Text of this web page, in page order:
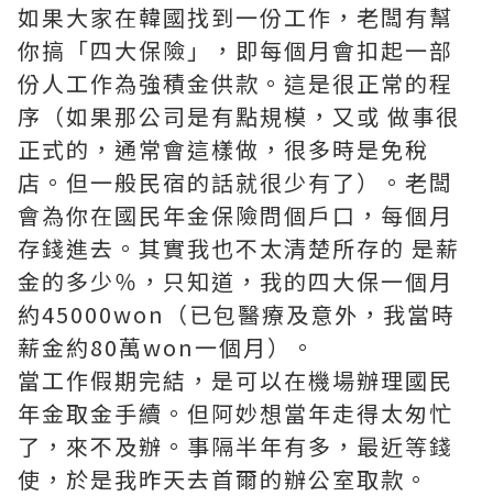
如果大家在韓國找到一份工作，老闆有幫
你搞「四大保險」，即每個月會扣起一部
份人工作為強積金供款。這是很正常的程
序（如果那公司是有點規模，又或 做事很
正式的，通常會這樣做，很多時是免稅
店。但一般民宿的話就很少有了）。老闆
會為你在國民年金保險問個戶口，每個月
存錢進去。其實我也不太清楚所存的 是薪
金的多少％，只知道，我的四大保一個月
約45000won（已包醫療及意外，我當時
薪金約80萬won一個月）。
當工作假期完結，是可以在機場辦理國民
年金取金手續。但阿妙想當年走得太匆忙
了，來不及辦。事隔半年有多，最近等錢
使，於是我昨天去首爾的辦公室取款。